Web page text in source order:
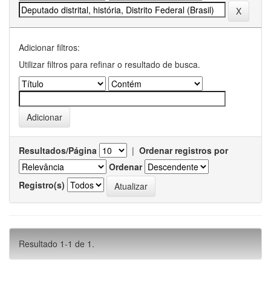
Adicionar filtros:
Utilizar filtros para refinar o resultado de busca.
Resultados/Página | Ordenar registros por
Ordenar
Registro(s)
Resultado 1-1 de 1.